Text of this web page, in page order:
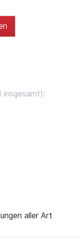
insgesamt):
aller Art